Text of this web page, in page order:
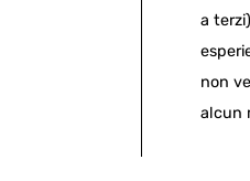
a
non
alcun